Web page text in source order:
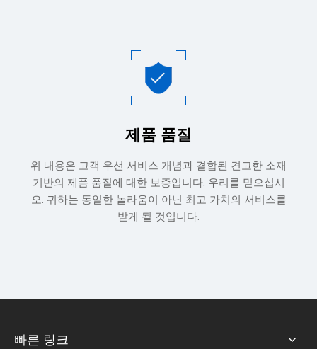
제품 품질​​​​​​​
위 내용은 고객 우선 서비스 개념과 결합된 견고한 소재
기반의 제품 품질에 대한 보증입니다. 우리를 믿으십시
오. 귀하는 동일한 놀라움이 아닌 최고 가치의 서비스를
받게 될 것입니다.
빠른 링크